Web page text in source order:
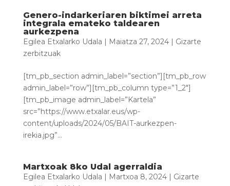
Genero-indarkeriaren biktimei arreta
integrala emateko taldearen
aurkezpena
Egilea Etxalarko Udala | Maiatza 27, 2024| Gizarte
zerbitzuak
[tm_pb_section admin_label=”section”][tm_pb_row
admin_label=”row”][tm_pb_column type=”1_2″]
[tm_pb_image admin_label=”Kartela”
src=”https://www.etxalar.eus/wp-
content/uploads/2024/05/BAIT-aurkezpen-
irekia.jpg”...
Martxoak 8ko Udal agerraldia
Egilea Etxalarko Udala | Martxoa 8, 2024| Gizarte